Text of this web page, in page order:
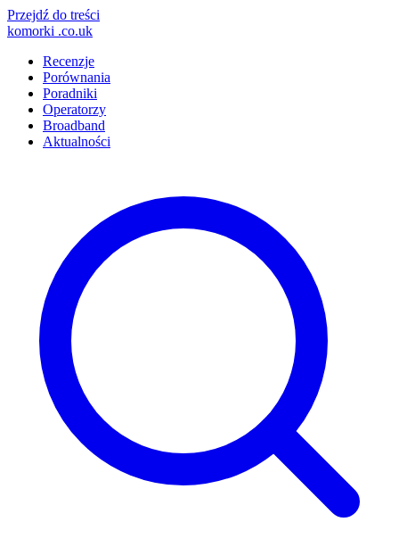
Przejdź do treści
komorki .co.uk
Recenzje
Porównania
Poradniki
Operatorzy
Broadband
Aktualności